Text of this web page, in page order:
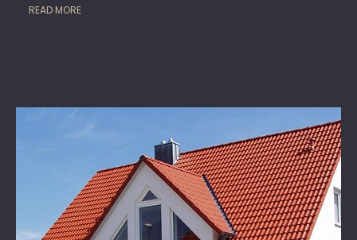
READ MORE